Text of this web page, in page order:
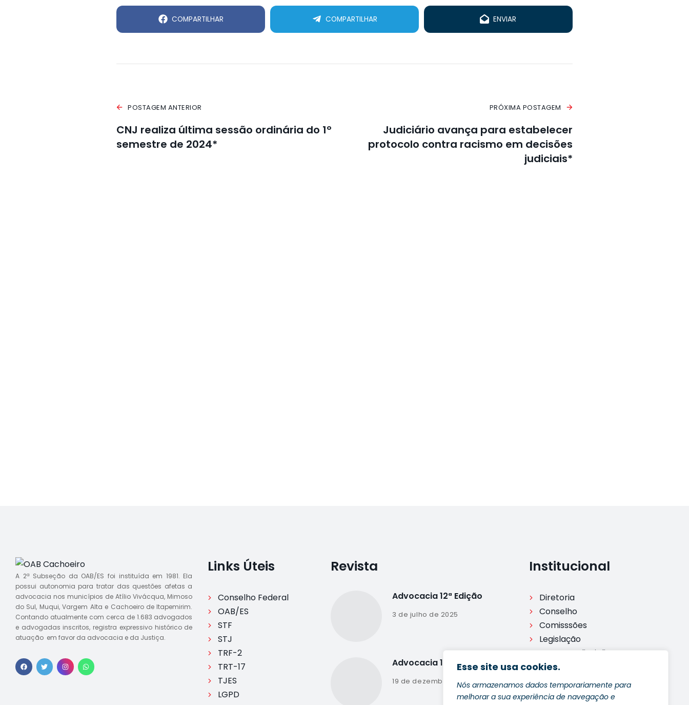
Esse site usa cookies.
Nós armazenamos dados temporariamente para
melhorar a sua experiência de navegação e
COMPARTILHAR COMPARTILHAR ENVIAR
POSTAGEM ANTERIOR
CNJ realiza última sessão ordinária do 1º
semestre de 2024*
PRÓXIMA POSTAGEM
Judiciário avança para estabelecer
protocolo contra racismo em decisões
judiciais*
A 2ª Subseção da OAB/ES foi instituída em 1981. Ela
possui autonomia para tratar das questões afetas a
advocacia nos municípios de Atílio Vivácqua, Mimoso
do Sul, Muqui, Vargem Alta e Cachoeiro de Itapemirim.
Contando atualmente com cerca de 1.683 advogados
e advogadas inscritos, registra expressivo histórico de
atuação em favor da advocacia e da Justiça.
Links Úteis
Conselho Federal
OAB/ES
STF
STJ
TRF-2
TRT-17
TJES
LGPD
Revista
Advocacia 12ª Edição
3 de julho de 2025
Advocacia 11ª Edição
19 de dezembro de 2024
Institucional
Diretoria
Conselho
Comisssões
Legislação
Processo disciplinar
Ouvidoria